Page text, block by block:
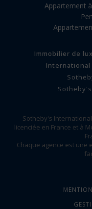
Appartement
Immobilier de
International
Sotheby's
licenciée en France et à
Chaque agence est